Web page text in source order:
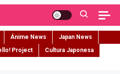
Ánime News
Japan News
Project
Cultura Japonesa